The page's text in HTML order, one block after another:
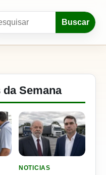
por:
Buscar
Semana
NOTICIAS